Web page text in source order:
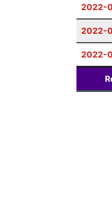
2022-
2022-
2022-